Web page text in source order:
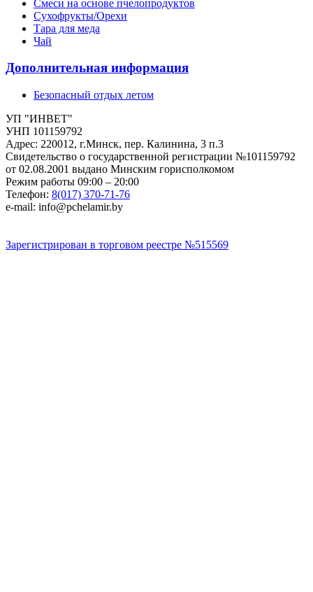
Смеси на основе пчелопродуктов
Сухофрукты/Орехи
Тара для меда
Чай
Дополнительная информация
Безопасный отдых летом
УП "ИНВЕТ"
УНП 101159792
Адрес: 220012, г.Минск, пер. Калинина, 3 п.3
Свидетельство о государственной регистрации №101159792
от 02.08.2001 выдано Минским горисполкомом
Режим работы 09:00 – 20:00
Телефон: 8(017) 370-71-76
e-mail: info@pchelamir.by
Зарегистрирован в торговом реестре №515569